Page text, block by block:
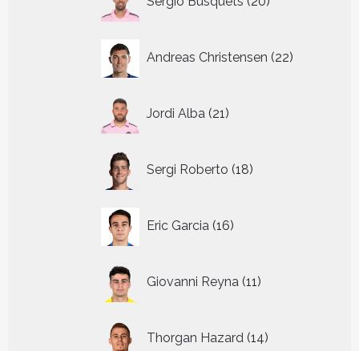
producten
Andreas Christensen 22
producten
Jordi Alba 21
producten
Sergi Roberto 18
producten
Eric Garcia 16
producten
Giovanni Reyna 11
producten
Thorgan Hazard 14
producten